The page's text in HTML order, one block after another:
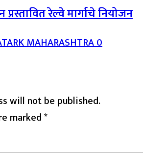
रेल्वे मार्गाचे नियोजन
MAHARASHTRA0
will not be published.
marked*